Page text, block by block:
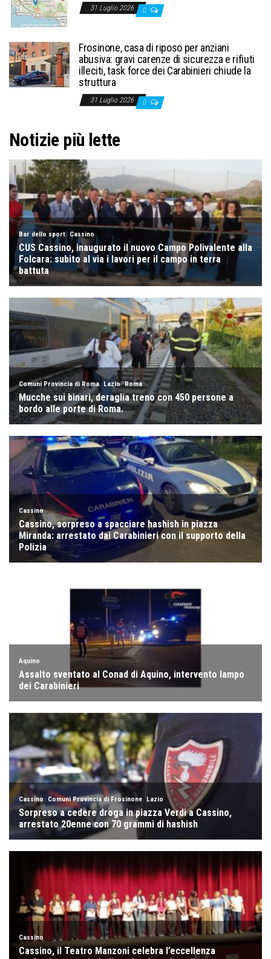
31 Luglio 2026 0
Frosinone, casa di riposo per anziani
abusiva: gravi carenze di sicurezza e rifiuti
illeciti, task force dei Carabinieri chiude la
struttura
31 Luglio 2026 0
Notizie più lette